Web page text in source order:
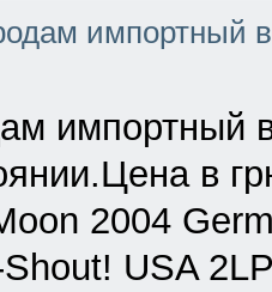
импортный
импортный
в
2004
USA